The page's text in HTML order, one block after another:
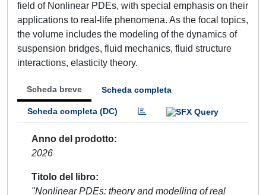
field of Nonlinear PDEs, with special emphasis on their
applications to real-life phenomena. As the focal topics,
the volume includes the modeling of the dynamics of
suspension bridges, fluid mechanics, fluid structure
interactions, elasticity theory.
Scheda breve Scheda completa
Scheda completa (DC)
Anno del prodotto
2026
Titolo del libro
"Nonlinear PDEs: theory and modelling of real